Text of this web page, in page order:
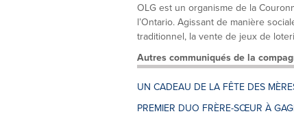
OLG est un organisme de la
l’Ontario. Agissant de manière
traditionnel, la vente de jeux de
Autres communiqués de la
UN CADEAU DE LA FÊTE DES
PREMIER DUO FRÈRE-SŒUR À